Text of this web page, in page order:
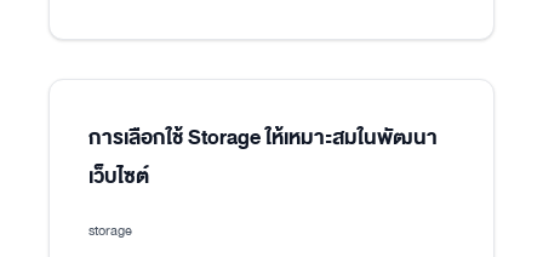
การเลือกใช้ Storage ให้เหมาะสมในพัฒนา
เว็บไซต์
storage